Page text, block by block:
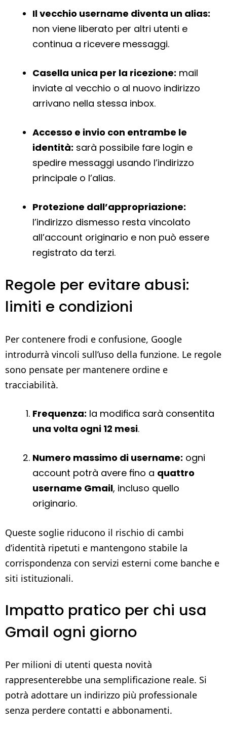
Il vecchio username diventa un alias:
non viene liberato per altri utenti e
continua a ricevere messaggi.
Casella unica per la ricezione: mail
inviate al vecchio o al nuovo indirizzo
arrivano nella stessa inbox.
Accesso e invio con entrambe le
identità: sarà possibile fare login e
spedire messaggi usando l’indirizzo
principale o l’alias.
Protezione dall’appropriazione:
l’indirizzo dismesso resta vincolato
all’account originario e non può essere
registrato da terzi.
Regole per evitare abusi:
limiti e condizioni
Per contenere frodi e confusione, Google
introdurrà vincoli sull’uso della funzione. Le regole
sono pensate per mantenere ordine e
tracciabilità.
Frequenza: la modifica sarà consentita
una volta ogni 12 mesi.
Numero massimo di username: ogni
account potrà avere fino a quattro
username Gmail, incluso quello
originario.
Queste soglie riducono il rischio di cambi
d’identità ripetuti e mantengono stabile la
corrispondenza con servizi esterni come banche e
siti istituzionali.
Impatto pratico per chi usa
Gmail ogni giorno
Per milioni di utenti questa novità
rappresenterebbe una semplificazione reale. Si
potrà adottare un indirizzo più professionale
senza perdere contatti e abbonamenti.